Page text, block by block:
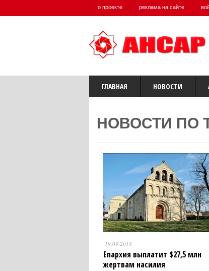
о проекте реклама на сайте
ГЛАВНАЯ НОВОСТИ
НОВОСТИ ПО
19.09.2018
Епархия выплатит $27,5 млн
жертвам насилия